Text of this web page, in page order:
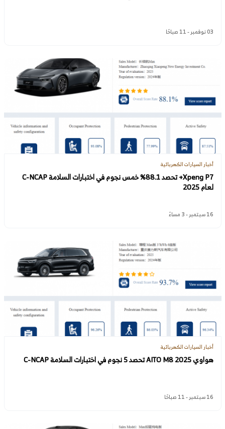
03 نوفمبر - 11 صباحًا
أخبار السيارات الكهربائية
Xpeng P7+ تحصد 88.1% خمس نجوم في اختبارات السلامة C-NCAP
لعام 2025
16 سبتمبر - 3 مساءً
أخبار السيارات الكهربائية
هواوي AITO M8 2025 تحصد 5 نجوم في اختبارات السلامة C-NCAP
16 سبتمبر - 11 صباحًا